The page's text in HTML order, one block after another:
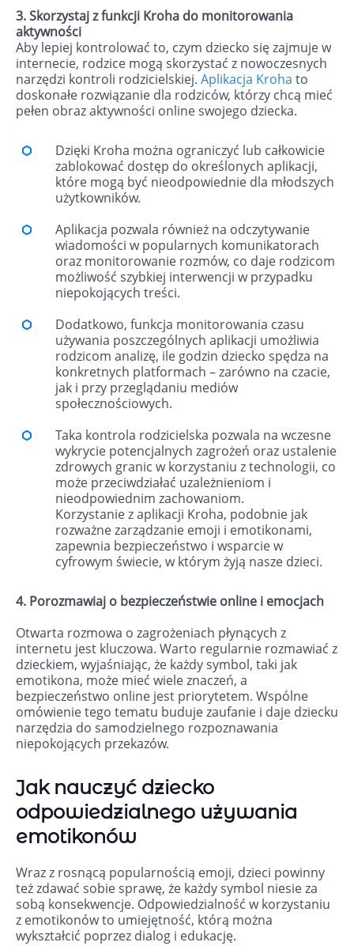
3. Skorzystaj z funkcji Kroha do monitorowania
aktywności
Aby lepiej kontrolować to, czym dziecko się zajmuje w
internecie, rodzice mogą skorzystać z nowoczesnych
narzędzi kontroli rodzicielskiej. Aplikacja Kroha to
doskonałe rozwiązanie dla rodziców, którzy chcą mieć
pełen obraz aktywności online swojego dziecka.
Dzięki Kroha można ograniczyć lub całkowicie
zablokować dostęp do określonych aplikacji,
które mogą być nieodpowiednie dla młodszych
użytkowników.
Aplikacja pozwala również na odczytywanie
wiadomości w popularnych komunikatorach
oraz monitorowanie rozmów, co daje rodzicom
możliwość szybkiej interwencji w przypadku
niepokojących treści.
Dodatkowo, funkcja monitorowania czasu
używania poszczególnych aplikacji umożliwia
rodzicom analizę, ile godzin dziecko spędza na
konkretnych platformach – zarówno na czacie,
jak i przy przeglądaniu mediów
społecznościowych.
Taka kontrola rodzicielska pozwala na wczesne
wykrycie potencjalnych zagrożeń oraz ustalenie
zdrowych granic w korzystaniu z technologii, co
może przeciwdziałać uzależnieniom i
nieodpowiednim zachowaniom.
Korzystanie z aplikacji Kroha, podobnie jak
rozważne zarządzanie emoji i emotikonami,
zapewnia bezpieczeństwo i wsparcie w
cyfrowym świecie, w którym żyją nasze dzieci.
4. Porozmawiaj o bezpieczeństwie online i emocjach
Otwarta rozmowa o zagrożeniach płynących z
internetu jest kluczowa. Warto regularnie rozmawiać z
dzieckiem, wyjaśniając, że każdy symbol, taki jak
emotikona, może mieć wiele znaczeń, a
bezpieczeństwo online jest priorytetem. Wspólne
omówienie tego tematu buduje zaufanie i daje dziecku
narzędzia do samodzielnego rozpoznawania
niepokojących przekazów.
Jak nauczyć dziecko
odpowiedzialnego używania
emotikonów
Wraz z rosnącą popularnością emoji, dzieci powinny
też zdawać sobie sprawę, że każdy symbol niesie za
sobą konsekwencje. Odpowiedzialność w korzystaniu
z emotikonów to umiejętność, którą można
wykształcić poprzez dialog i edukację.